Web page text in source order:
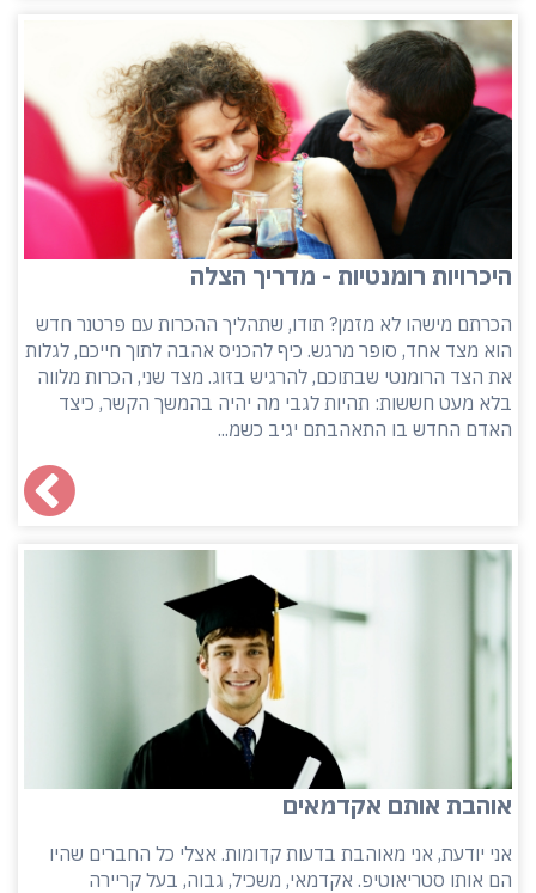
היכרויות רומנטיות - מדריך הצלה
הכרתם מישהו לא מזמן? תודו, שתהליך ההכרות עם פרטנר חדש
הוא מצד אחד, סופר מרגש. כיף להכניס אהבה לתוך חייכם, לגלות
את הצד הרומנטי שבתוכם, להרגיש בזוג. מצד שני, הכרות מלווה
בלא מעט חששות: תהיות לגבי מה יהיה בהמשך הקשר, כיצד
האדם החדש בו התאהבתם יגיב כשמ...
אוהבת אותם אקדמאים
אני יודעת, אני מאוהבת בדעות קדומות. אצלי כל החברים שהיו
הם אותו סטריאוטיפ. אקדמאי, משכיל, גבוה, בעל קריירה